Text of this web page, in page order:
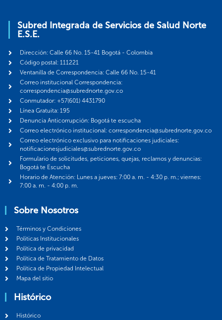
Subred Integrada de Servicios de Salud Norte
E.S.E.
Dirección: Calle 66 No. 15-41 Bogotá - Colombia
Código postal: 111221
Ventanilla de Correspondencia: Calle 66 No. 15-41
Correo institucional Correspondencia:
correspondencia@subrednorte.gov.co
Conmutador: +57(601) 4431790
Línea Gratuita: 195
Denuncia Anticorrupción: Bogotá te escucha
Correo electrónico institucional: correspondencia@subrednorte.gov.co
Correo electrónico exclusivo para notificaciones judiciales:
notificacionesjudiciales@subrednorte.gov.co
Formulario de solicitudes, peticiones, quejas, reclamos y denuncias:
Bogotá te Escucha
Horario de Atención: Lunes a jueves: 7:00 a. m. - 4:30 p. m.; viernes:
7:00 a. m. - 4:00 p. m.
Sobre Nosotros
Términos y Condiciones
Politicas Institucionales
Política de privacidad
Política de Tratamiento de Datos
Política de Propiedad Intelectual
Mapa del sitio
Histórico
Histórico